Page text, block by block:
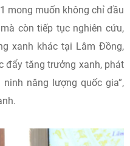
mong muốn không chỉ đầu
còn tiếp tục nghiên cứu,
xanh khác tại Lâm Đồng,
đẩy tăng trưởng xanh, phát
năng lượng quốc gia”,